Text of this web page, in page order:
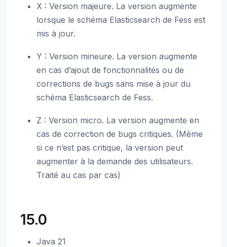
X : Version majeure. La version augmente
lorsque le schéma Elasticsearch de Fess est
mis à jour.
Y : Version mineure. La version augmente
en cas d’ajout de fonctionnalités ou de
corrections de bugs sans mise à jour du
schéma Elasticsearch de Fess.
Z : Version micro. La version augmente en
cas de correction de bugs critiques. (Même
si ce n’est pas critique, la version peut
augmenter à la demande des utilisateurs.
Traité au cas par cas)
15.0
Java 21